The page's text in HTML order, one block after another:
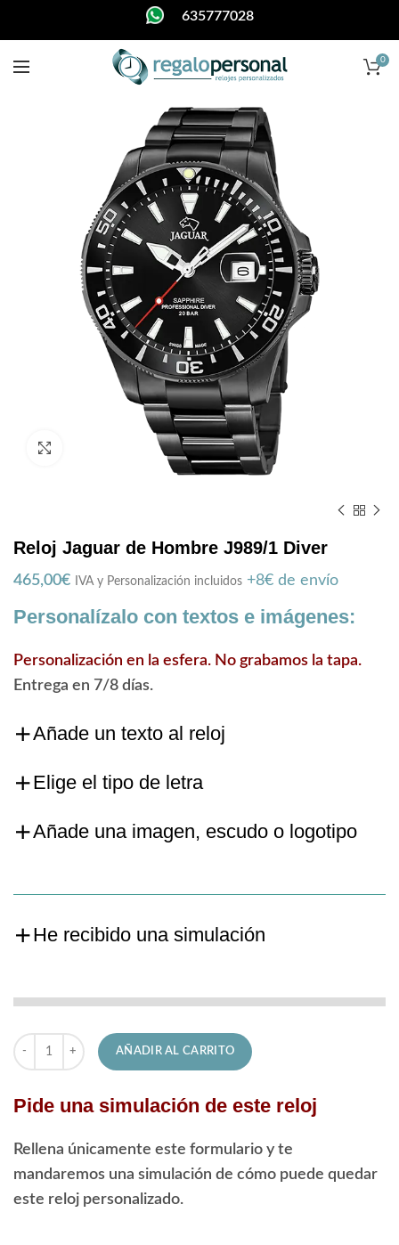
635777028
0
Reloj Jaguar de Hombre J989/1 Diver
465,00€ IVA y Personalización incluidos +8€ de envío
Personalízalo con textos e imágenes:
Personalización en la esfera. No grabamos la tapa.
Entrega en 7/8 días.
Añade un texto al reloj
Elige el tipo de letra
Añade una imagen, escudo o logotipo
He recibido una simulación
Reloj Jaguar de Hombre J989/1 Diver cantidad
AÑADIR AL CARRITO
Pide una simulación de este reloj
Rellena únicamente este formulario y te
mandaremos una simulación de cómo puede quedar
este reloj personalizado.